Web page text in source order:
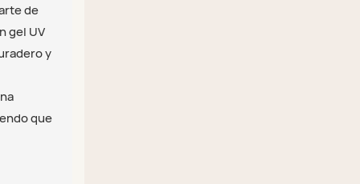
de
gel UV
y
que